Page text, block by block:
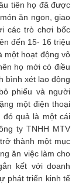
tiên họ đã được
ăn ngon, giao
các trò chơi bốc
đến 15- 16 triệu
hoạt động vô
họ mới có điều
bình xét lao động
phiếu và người
một điện thoại
đó quả là một cái
ty TNHH MTV
thành một mục
ăn việc làm cho
kết với doanh
phát triển kinh tế